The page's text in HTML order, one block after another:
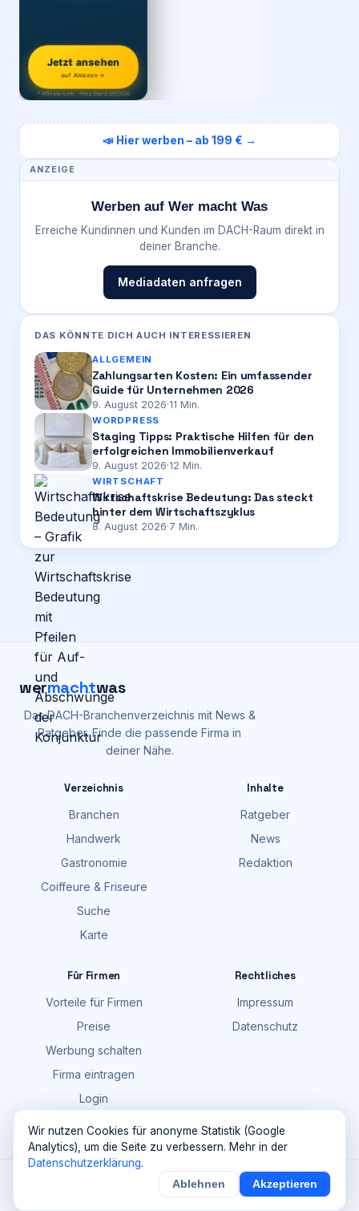
Jetzt ansehen
auf Amazon →
* Affiliate-Link · Preis Stand 06/2026
📣 Hier werben – ab 199 € →
ANZEIGE
Werben auf Wer macht Was
Erreiche Kundinnen und Kunden im DACH-Raum direkt in
deiner Branche.
Mediadaten anfragen
DAS KÖNNTE DICH AUCH INTERESSIEREN
ALLGEMEIN
Zahlungsarten Kosten: Ein umfassender
Guide für Unternehmen 2026
9. August 2026·11 Min.
WORDPRESS
Staging Tipps: Praktische Hilfen für den
erfolgreichen Immobilienverkauf
9. August 2026·12 Min.
WIRTSCHAFT
Wirtschaftskrise Bedeutung: Das steckt
hinter dem Wirtschaftszyklus
8. August 2026·7 Min.
wermachtwas
Das DACH-Branchenverzeichnis mit News &
Ratgeber. Finde die passende Firma in
deiner Nähe.
Verzeichnis
Branchen
Handwerk
Gastronomie
Coiffeure & Friseure
Suche
Karte
Inhalte
Ratgeber
News
Redaktion
Für Firmen
Vorteile für Firmen
Preise
Werbung schalten
Firma eintragen
Login
Rechtliches
Impressum
Datenschutz
Maik Möhring Media · Ermatingen
Firmendaten teils © OpenStreetMap-Mitwirkende (ODbL)
Wir nutzen Cookies für anonyme Statistik (Google
Analytics), um die Seite zu verbessern. Mehr in der
Datenschutzerklärung.
Ablehnen Akzeptieren